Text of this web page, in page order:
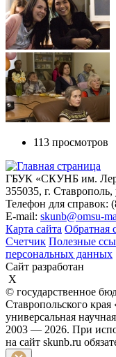
113 просмотров
ГБУК «СКУНБ им.
355035, г.
Телефон для справок:
E-mail: skunb@omsu-
Карта сайта Обратная
Счетчик Полезные
персональных данных
Сайт разработан
X
© государственное
Ставропольского края
универсальная
2003 — 2026. При
на сайт skunb.ru